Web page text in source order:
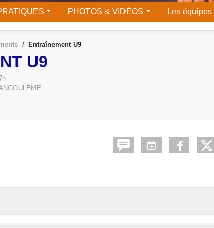
PHOTOS & VIDÉOS Les équipes
Entraînement U9
U9